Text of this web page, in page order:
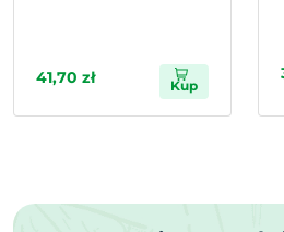
41,70 zł Kup